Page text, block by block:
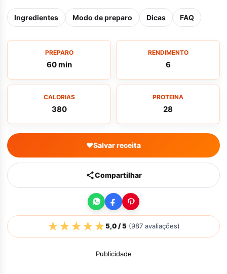
Ingredientes Modo de preparo Dicas FAQ
PREPARO
60 min
RENDIMENTO
6
CALORIAS
380
PROTEINA
28
♥Salvar receita
Compartilhar
★★★★★5,0/ 5 (987 avaliações)
Publicidade